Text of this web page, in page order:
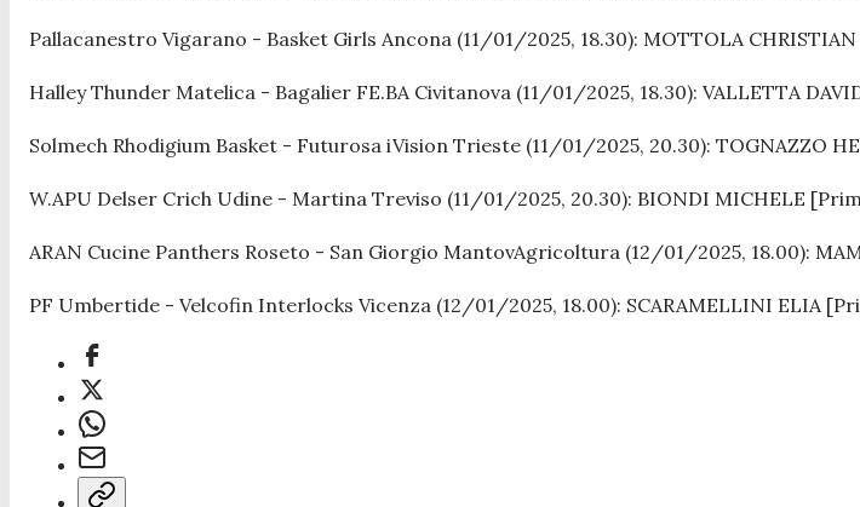
Pallacanestro Vigarano - Basket Girls Ancona (11/01/2025, 18.30): MOTTOLA
Halley Thunder Matelica - Bagalier FE.BA Civitanova (11/01/2025, 18.30): VALLETTA
Solmech Rhodigium Basket - Futurosa iVision Trieste (11/01/2025, 20.30): TOGNAZZO
W.APU Delser Crich Udine - Martina Treviso (11/01/2025, 20.30): BIONDI MICHELE
ARAN Cucine Panthers Roseto - San Giorgio MantovAgricoltura (12/01/2025, 18.00):
PF Umbertide - Velcofin Interlocks Vicenza (12/01/2025, 18.00): SCARAMELLINI ELIA